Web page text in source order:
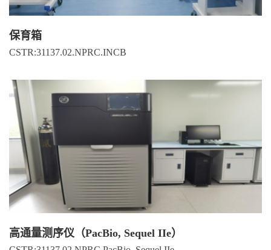
保育箱
CSTR:31137.02.NPRC.INCB
高通量测序仪（PacBio, Sequel IIe）